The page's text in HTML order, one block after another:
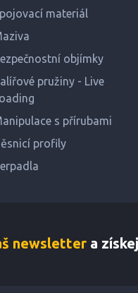
materiál
objímky
pružiny - Live
s přírubami
profily
newsletter a